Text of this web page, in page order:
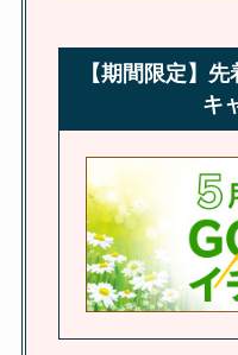
【期間限定】
キ